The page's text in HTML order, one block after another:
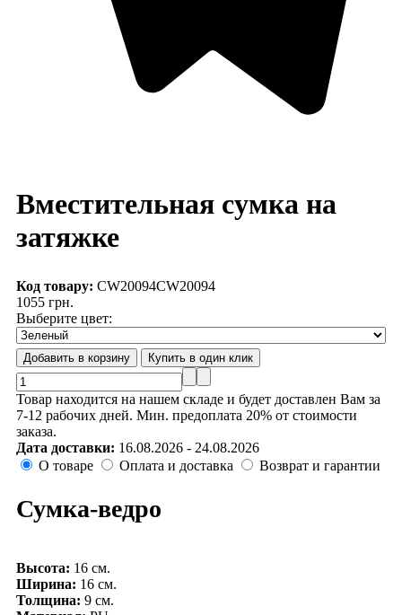
Вместительная сумка на
затяжке
Код товару: CW20094CW20094
1055 грн.
Выберите цвет:
Товар находится на нашем складе и будет доставлен Вам за
7-12 рабочих дней. Мин. предоплата 20% от стоимости
заказа.
Дата доставки: 16.08.2026 - 24.08.2026
О товаре
Оплата и доставка Возврат и гарантии
Сумка-ведро
Высота: 16 см.
Ширина: 16 см.
Толщина: 9 см.